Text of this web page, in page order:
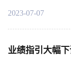
2023-07-07
业绩指引大幅